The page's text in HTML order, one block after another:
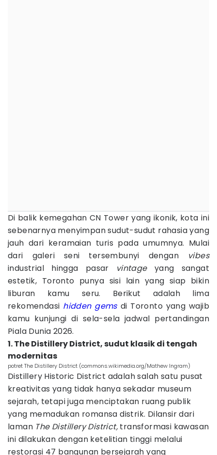
Di balik kemegahan CN Tower yang ikonik, kota ini
sebenarnya menyimpan sudut-sudut rahasia yang
jauh dari keramaian turis pada umumnya. Mulai
dari galeri seni tersembunyi dengan vibes
industrial hingga pasar vintageyang sangat
estetik, Toronto punya sisi lain yang siap bikin
liburan kamu seru. Berikut adalah lima
rekomendasi hidden gemsdi Toronto yang wajib
kamu kunjungi di sela-sela jadwal pertandingan
Piala Dunia 2026.
1. The Distillery District, sudut klasik di tengah
modernitas
potret The Distillery District (commons.wikimedia.org/Mathew Ingram)
Distillery Historic District adalah salah satu pusat
kreativitas yang tidak hanya sekadar museum
sejarah, tetapi juga menciptakan ruang publik
yang memadukan romansa distrik. Dilansir dari
laman The Distillery District, transformasi kawasan
ini dilakukan dengan ketelitian tinggi melalui
restorasi 47 bangunan bersejarah yang